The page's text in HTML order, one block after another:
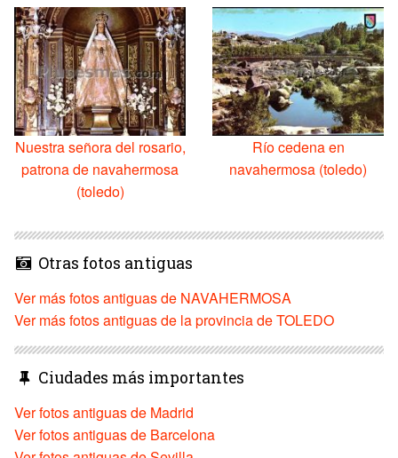
Nuestra señora del rosario,
patrona de navahermosa
(toledo)
Río cedena en
navahermosa (toledo)
Otras fotos antiguas
Ver más fotos antiguas de NAVAHERMOSA
Ver más fotos antiguas de la provincia de TOLEDO
Ciudades más importantes
Ver fotos antiguas de Madrid
Ver fotos antiguas de Barcelona